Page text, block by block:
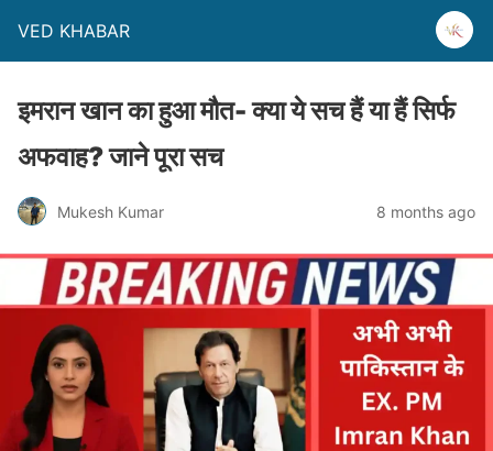
VED KHABAR
इमरान खान का हुआ मौत- क्या ये सच हैं या हैं सिर्फ
अफवाह? जाने पूरा सच
Mukesh Kumar 8 months ago